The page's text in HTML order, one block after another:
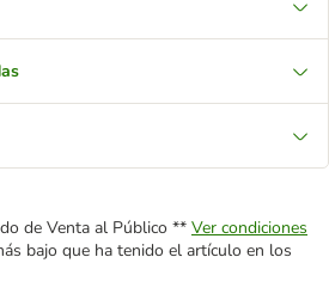
de Venta al Público ** Ver condiciones
bajo que ha tenido el artículo en los